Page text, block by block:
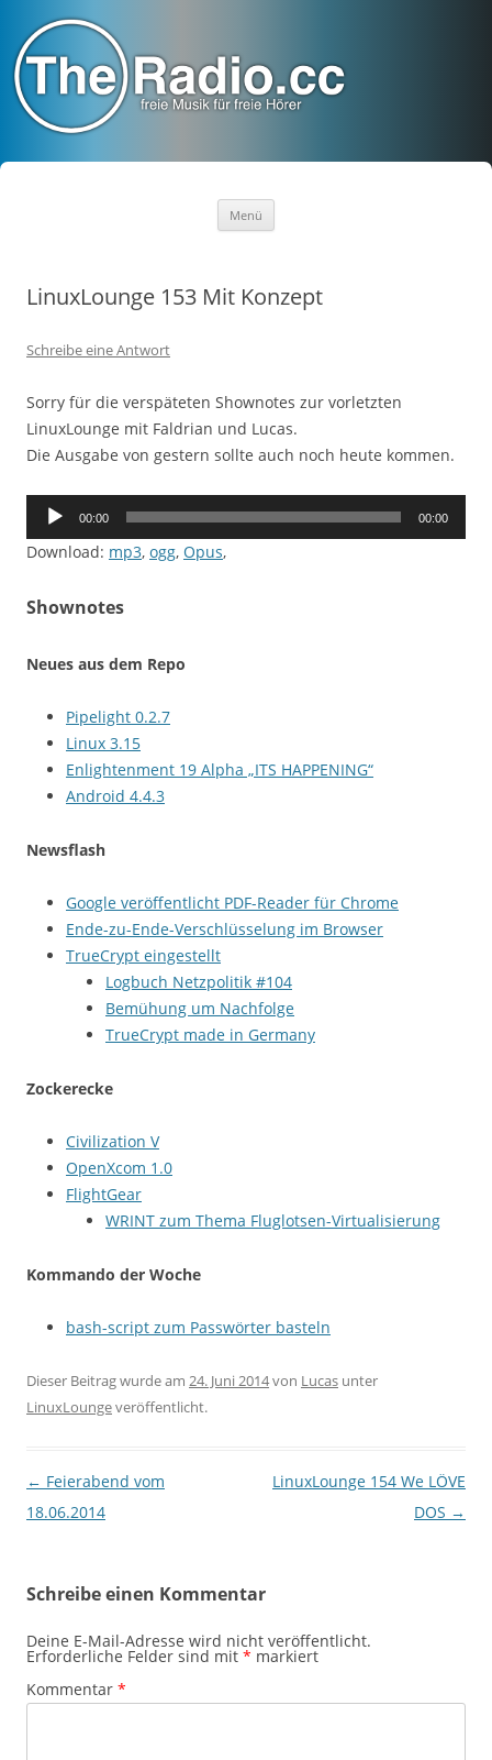
Menü
LinuxLounge 153 Mit Konzept
Schreibe eine Antwort
Sorry für die verspäteten Shownotes zur vorletzten
LinuxLounge mit Faldrian und Lucas.
Die Ausgabe von gestern sollte auch noch heute kommen.
Audio-
00:00 00:00
Download: mp3, ogg, Opus,
Shownotes
Neues aus dem Repo
Pipelight 0.2.7
Linux 3.15
Enlightenment 19 Alpha „ITS HAPPENING“
Android 4.4.3
Newsflash
Google veröffentlicht PDF-Reader für Chrome
Ende-zu-Ende-Verschlüsselung im Browser
TrueCrypt eingestellt
Logbuch Netzpolitik #104
Bemühung um Nachfolge
TrueCrypt made in Germany
Zockerecke
Civilization V
OpenXcom 1.0
FlightGear
WRINT zum Thema Fluglotsen-Virtualisierung
Kommando der Woche
bash-script zum Passwörter basteln
Dieser Beitrag wurde am 24. Juni 2014von Lucas unter
LinuxLoungeveröffentlicht.
Beitragsnavigation
← Feierabend vom
18.06.2014
LinuxLounge 154 We LÖVE
DOS →
Schreibe einen Kommentar
Deine E-Mail-Adresse wird nicht veröffentlicht.
Erforderliche Felder sind mit * markiert
Kommentar *